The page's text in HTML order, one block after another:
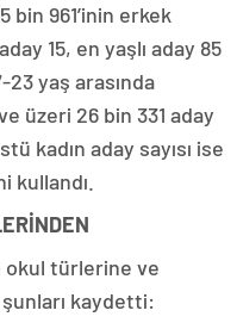
bin 961’inin erkek
15, en yaşlı aday 85
23 yaş arasında
üzeri 26 bin 331 aday
kadın aday sayısı ise
kullandı.
okul türlerine ve
kaydetti: